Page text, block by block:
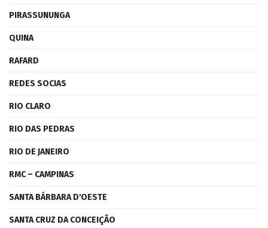
PIRASSUNUNGA
QUINA
RAFARD
REDES SOCIAS
RIO CLARO
RIO DAS PEDRAS
RIO DE JANEIRO
RMC – CAMPINAS
SANTA BÁRBARA D'OESTE
SANTA CRUZ DA CONCEIÇÃO